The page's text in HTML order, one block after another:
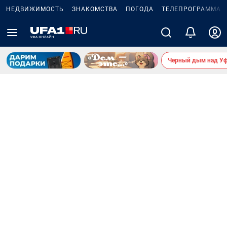
НЕДВИЖИМОСТЬ ЗНАКОМСТВА ПОГОДА ТЕЛЕПРОГРАММА
Черный дым над